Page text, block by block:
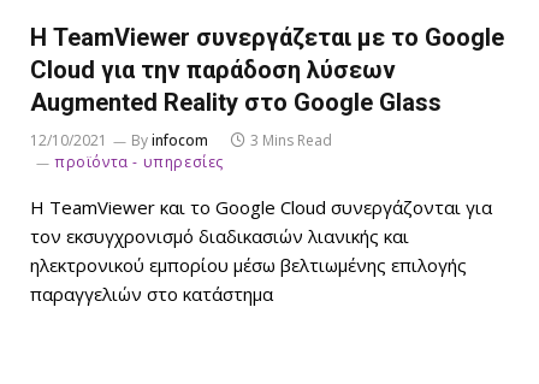
Η TeamViewer συνεργάζεται με το Google
Cloud για την παράδοση λύσεων
Augmented Reality στο Google Glass
12/10/2021 Byinfocom
3 Mins Read
προϊόντα - υπηρεσίες
Η TeamViewer και το Google Cloud συνεργάζονται για
τον εκσυγχρονισμό διαδικασιών λιανικής και
ηλεκτρονικού εμπορίου μέσω βελτιωμένης επιλογής
παραγγελιών στο κατάστημα